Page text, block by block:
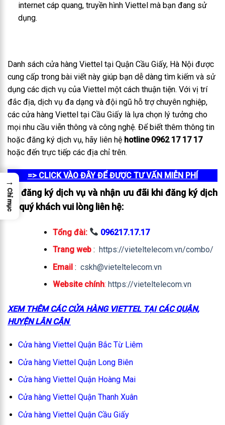
internet cáp quang, truyền hình Viettel mà bạn đang sử
dụng.
Danh sách cửa hàng Viettel tại Quận Cầu Giấy, Hà Nội được
cung cấp trong bài viết này giúp bạn dễ dàng tìm kiếm và sử
dụng các dịch vụ của Viettel một cách thuận tiện. Với vị trí
đắc địa, dịch vụ đa dạng và đội ngũ hỗ trợ chuyên nghiệp,
các cửa hàng Viettel tại Cầu Giấy là lựa chọn lý tưởng cho
mọi nhu cầu viễn thông và công nghệ. Để biết thêm thông tin
hoặc đăng ký dịch vụ, hãy liên hệ hotline 0962 17 17 17
hoặc đến trực tiếp các địa chỉ trên.
=> CLICK VÀO ĐÂY ĐỂ ĐƯỢC TƯ VẤN MIỄN PHÍ
Để đăng ký dịch vụ và nhận ưu đãi khi đăng ký dịch
vụ quý khách vui lòng liên hệ:
Tổng đài:
096217.17.17
Trang web: https://vieteltelecom.vn/combo/
Email: cskh@vieteltelecom.vn
Website chính: https://vieteltelecom.vn
XEM THÊM CÁC CỬA HÀNG VIETTEL TẠI CÁC QUẬN,
HUYỆN LÂN CẬN
Cửa hàng Viettel Quận Bắc Từ Liêm
Cửa hàng Viettel Quận Long Biên
Cửa hàng Viettel Quận Hoàng Mai
Cửa hàng Viettel Quận Thanh Xuân
Cửa hàng Viettel Quận Cầu Giấy
→
Chỉ mục